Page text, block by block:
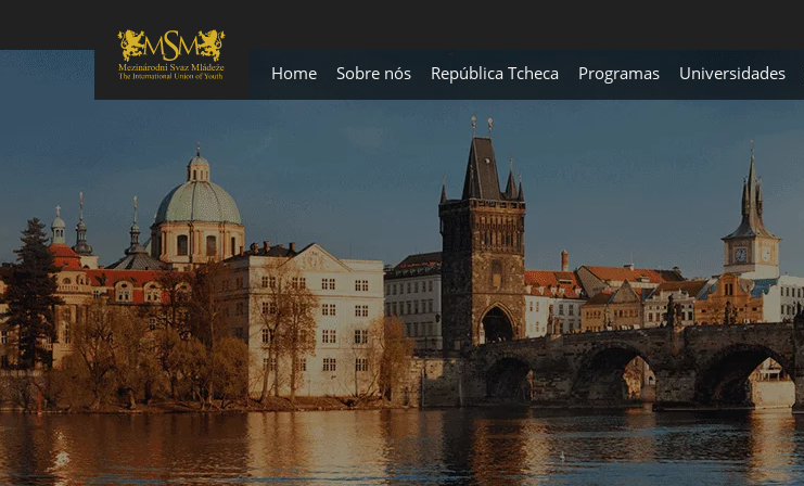
Home Sobre nós República Tcheca Programas Universidades